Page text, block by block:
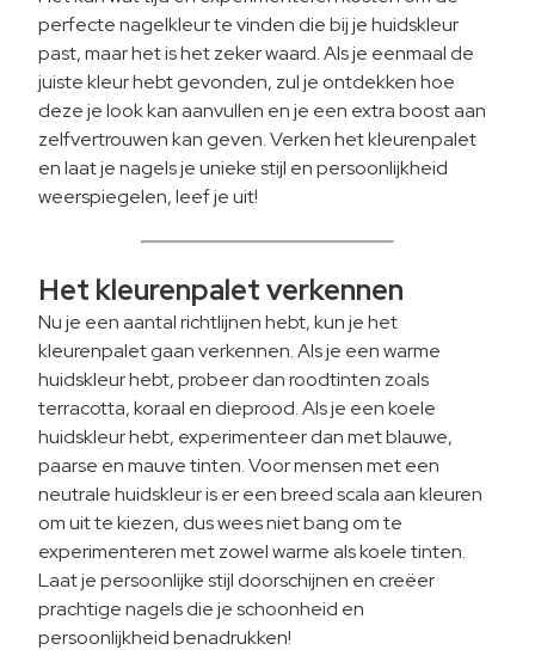
perfecte nagelkleur te vinden die bij je huidskleur
past, maar het is het zeker waard. Als je eenmaal de
juiste kleur hebt gevonden, zul je ontdekken hoe
deze je look kan aanvullen en je een extra boost aan
zelfvertrouwen kan geven. Verken het kleurenpalet
en laat je nagels je unieke stijl en persoonlijkheid
weerspiegelen, leef je uit!
Het kleurenpalet verkennen
Nu je een aantal richtlijnen hebt, kun je het
kleurenpalet gaan verkennen. Als je een warme
huidskleur hebt, probeer dan roodtinten zoals
terracotta, koraal en dieprood. Als je een koele
huidskleur hebt, experimenteer dan met blauwe,
paarse en mauve tinten. Voor mensen met een
neutrale huidskleur is er een breed scala aan kleuren
om uit te kiezen, dus wees niet bang om te
experimenteren met zowel warme als koele tinten.
Laat je persoonlijke stijl doorschijnen en creëer
prachtige nagels die je schoonheid en
persoonlijkheid benadrukken!